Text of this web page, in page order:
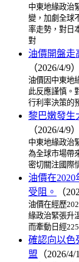
中東地緣政治
變，加劇全球
率走勢，對日
對
油價開盤走
（2026/4/9）
油價因中東地
此反應謹慎。
行利率決策的
黎巴嫩發生
（2026/4/9）
中東地緣政治
為全球市場帶
密切關注國際
油價在
受阻。
（
油價在經歷
緣政治緊張升
而牽動日經
確認向以色
盟 （2026/4/